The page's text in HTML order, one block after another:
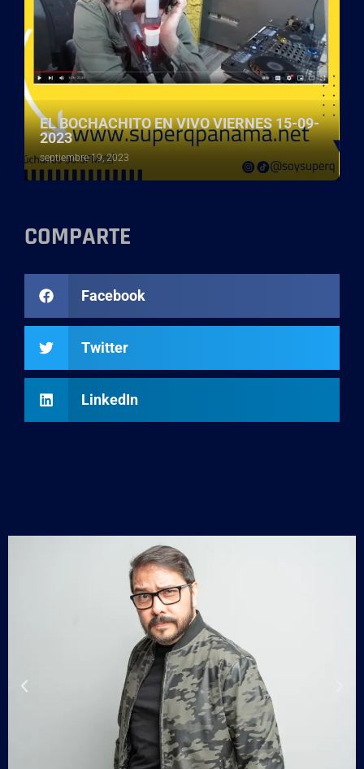
EL BOCHACHITO EN VIVO VIERNES 15-09-
2023
septiembre 19, 2023
COMPARTE
Facebook
Twitter
LinkedIn